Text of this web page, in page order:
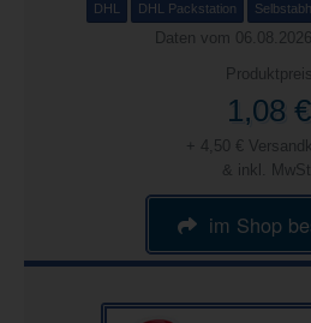
DHL DHL Packstation
Daten vom
Produktpreis
1,08 €
+ 4,50 €
& inkl. MwSt.
im Shop